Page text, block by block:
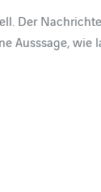
Der
Ausssage, wie